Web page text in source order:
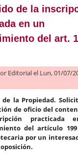
de la
en un
del art.
Editorialel Lun, 01/07/
de la Propiedad.
de oficio del
practicada
del artículo
por un